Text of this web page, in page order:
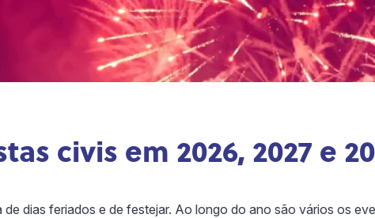
civis em 2026, 2027 e
de dias feriados e de festejar. Ao longo do ano são vários os